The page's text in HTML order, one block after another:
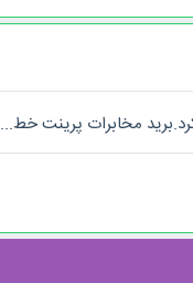
مخابرات پرینت خط...